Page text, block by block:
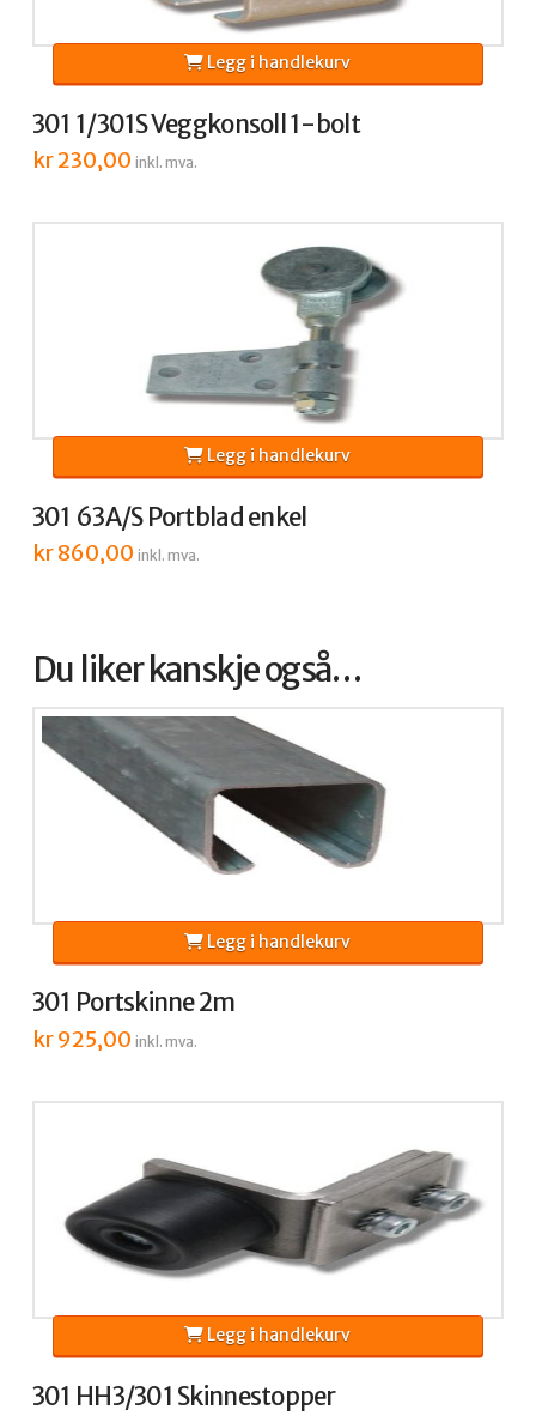
301 1/301S Veggkonsoll 1-bolt
kr230,00 inkl. mva.
Legg i handlekurv
301 63A/S Portblad enkel
kr860,00 inkl. mva.
Legg i handlekurv
Du liker kanskje også…
301 Portskinne 2m
kr925,00 inkl. mva.
Legg i handlekurv
301 HH3/301 Skinnestopper
Legg i handlekurv